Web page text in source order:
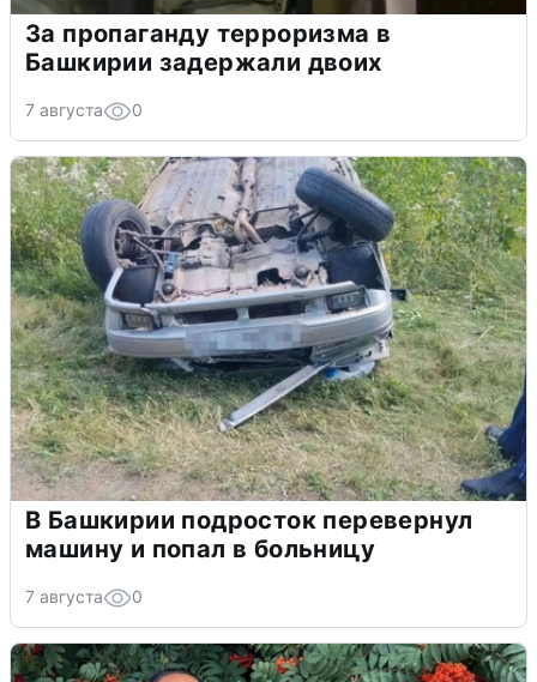
За пропаганду терроризма в
Башкирии задержали двоих
7 августа 0
В Башкирии подросток перевернул
машину и попал в больницу
7 августа 0